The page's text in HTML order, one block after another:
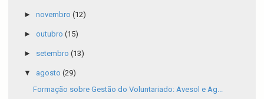
► novembro (12)
► outubro (15)
► setembro (13)
▼ agosto (29)
Formação sobre Gestão do Voluntariado: Avesol e Ag...